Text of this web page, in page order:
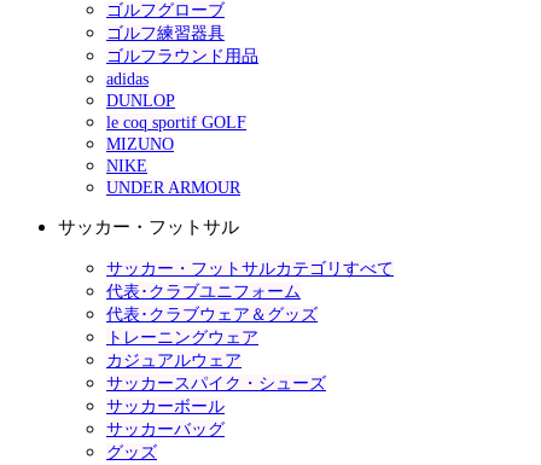
ゴルフグローブ
ゴルフ練習器具
ゴルフラウンド用品
adidas
DUNLOP
le coq sportif GOLF
MIZUNO
NIKE
UNDER ARMOUR
サッカー・フットサル
サッカー・フットサルカテゴリすべて
代表･クラブユニフォーム
代表･クラブウェア＆グッズ
トレーニングウェア
カジュアルウェア
サッカースパイク・シューズ
サッカーボール
サッカーバッグ
グッズ